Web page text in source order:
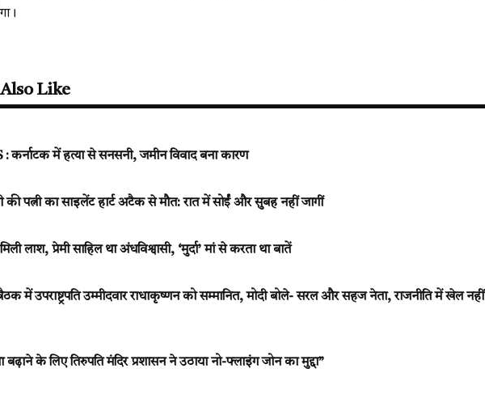
Like
में हत्या से सनसनी, जमीन विवाद बना कारण
की पत्नी का साइलेंट हार्ट अटैक से मौत: रात में सोईं और सुबह नहीं जागीं
लाश, प्रेमी साहिल था अंधविश्वासी, ‘मुर्दा’ मां से करता था बातें
में उपराष्ट्रपति उम्मीदवार राधाकृष्णन को सम्मानित, मोदी बोले- सरल और सहज नेता, राजनीति में खेल नहीं
बढ़ाने के लिए तिरुपति मंदिर प्रशासन ने उठाया नो-फ्लाइंग जोन का मुद्दा”